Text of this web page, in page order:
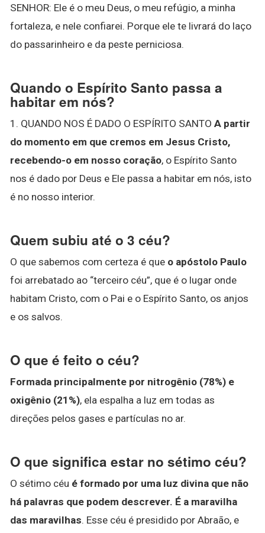
SENHOR: Ele é o meu Deus, o meu refúgio, a minha
fortaleza, e nele confiarei. Porque ele te livrará do laço
do passarinheiro e da peste perniciosa.
Quando o Espírito Santo passa a
habitar em nós?
1. QUANDO NOS É DADO O ESPÍRITO SANTO A partir
do momento em que cremos em Jesus Cristo,
recebendo-o em nosso coração, o Espírito Santo
nos é dado por Deus e Ele passa a habitar em nós, isto
é no nosso interior.
Quem subiu até o 3 céu?
O que sabemos com certeza é que o apóstolo Paulo
foi arrebatado ao “terceiro céu”, que é o lugar onde
habitam Cristo, com o Pai e o Espírito Santo, os anjos
e os salvos.
O que é feito o céu?
Formada principalmente por nitrogênio (78%) e
oxigênio (21%), ela espalha a luz em todas as
direções pelos gases e partículas no ar.
O que significa estar no sétimo céu?
O sétimo céu é formado por uma luz divina que não
há palavras que podem descrever. É a maravilha
das maravilhas. Esse céu é presidido por Abraão, e